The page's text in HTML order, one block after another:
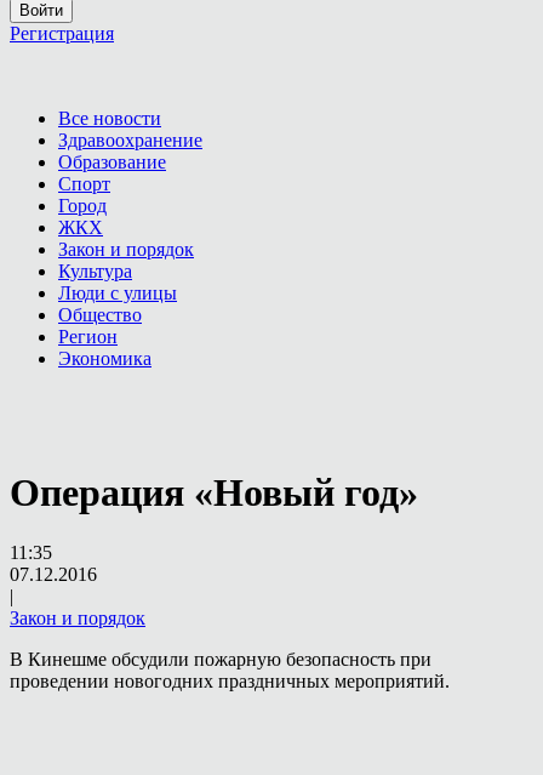
Войти
Регистрация
Все новости
Здравоохранение
Образование
Спорт
Город
ЖКХ
Закон и порядок
Культура
Люди с улицы
Общество
Регион
Экономика
Операция «Новый год»
11:35
07.12.2016
|
Закон и порядок
В Кинешме обсудили пожарную безопасность при
проведении новогодних праздничных мероприятий.